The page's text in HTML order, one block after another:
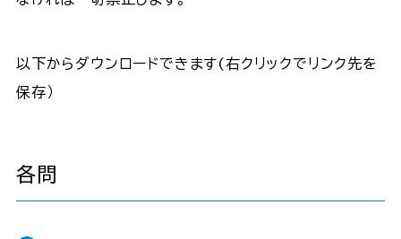
以下からダウンロードできます(右クリックでリンク先を
保存）
各問